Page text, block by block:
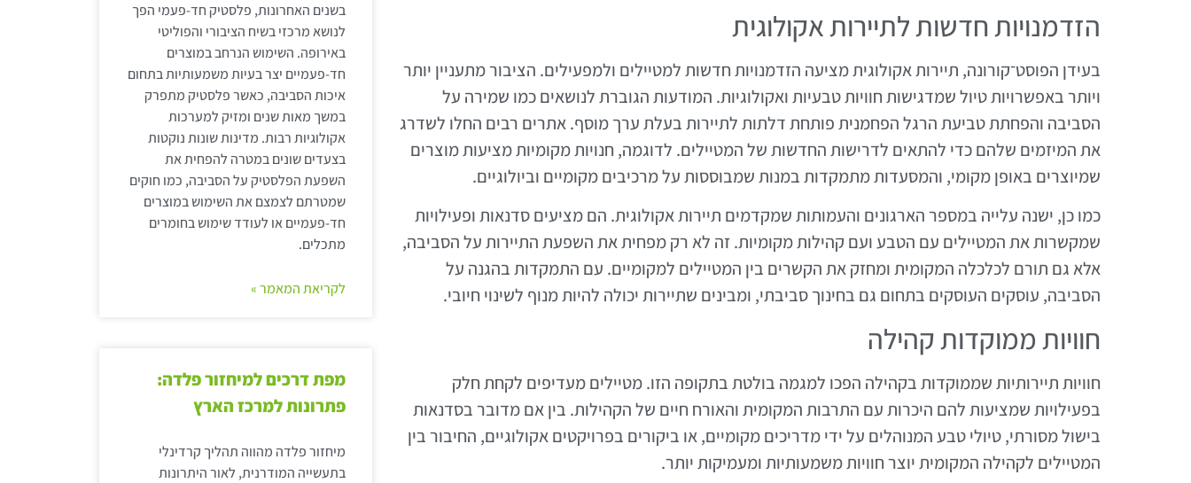
הזדמנויות חדשות לתיירות אקולוגית
בעידן הפוסט־קורונה, תיירות אקולוגית מציעה הזדמנויות חדשות למטיילים ולמפעילים. הציבור מתעניין יותר
ויותר באפשרויות טיול שמדגישות חוויות טבעיות ואקולוגיות. המודעות הגוברת לנושאים כמו שמירה על
הסביבה והפחתת טביעת הרגל הפחמנית פותחת דלתות לתיירות בעלת ערך מוסף. אתרים רבים החלו לשדרג
את המיזמים שלהם כדי להתאים לדרישות החדשות של המטיילים. לדוגמה, חנויות מקומיות מציעות מוצרים
שמיוצרים באופן מקומי, והמסעדות מתמקדות במנות שמבוססות על מרכיבים מקומיים וביולוגיים.
כמו כן, ישנה עלייה במספר הארגונים והעמותות שמקדמים תיירות אקולוגית. הם מציעים סדנאות ופעילויות
שמקשרות את המטיילים עם הטבע ועם קהילות מקומיות. זה לא רק מפחית את השפעת התיירות על הסביבה,
אלא גם תורם לכלכלה המקומית ומחזק את הקשרים בין המטיילים למקומיים. עם התמקדות בהגנה על
הסביבה, עוסקים העוסקים בתחום גם בחינוך סביבתי, ומבינים שתיירות יכולה להיות מנוף לשינוי חיובי.
חוויות ממוקדות קהילה
חוויות תיירותיות שממוקדות בקהילה הפכו למגמה בולטת בתקופה הזו. מטיילים מעדיפים לקחת חלק
בפעילויות שמציעות להם היכרות עם התרבות המקומית והאורח חיים של הקהילות. בין אם מדובר בסדנאות
בישול מסורתי, טיולי טבע המנוהלים על ידי מדריכים מקומיים, או ביקורים בפרויקטים אקולוגיים, החיבור בין
המטיילים לקהילה המקומית יוצר חוויות משמעותיות ומעמיקות יותר.
בשנים האחרונות, פלסטיק חד-פעמי הפך
לנושא מרכזי בשיח הציבורי והפוליטי
באירופה. השימוש הנרחב במוצרים
חד-פעמיים יצר בעיות משמעותיות בתחום
איכות הסביבה, כאשר פלסטיק מתפרק
במשך מאות שנים ומזיק למערכות
אקולוגיות רבות. מדינות שונות נוקטות
בצעדים שונים במטרה להפחית את
השפעת הפלסטיק על הסביבה, כמו חוקים
שמטרתם לצמצם את השימוש במוצרים
חד-פעמיים או לעודד שימוש בחומרים
מתכלים.
לקריאת המאמר »
מפת דרכים למיחזור פלדה:
פתרונות למרכז הארץ
מיחזור פלדה מהווה תהליך קרדינלי
בתעשייה המודרנית, לאור היתרונות